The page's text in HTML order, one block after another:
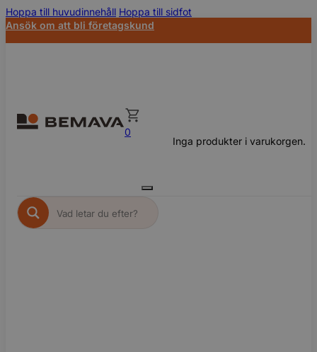
Hoppa till huvudinnehåll Hoppa till sidfot
Ansök om att bli företagskund
0
Inga produkter i varukorgen.